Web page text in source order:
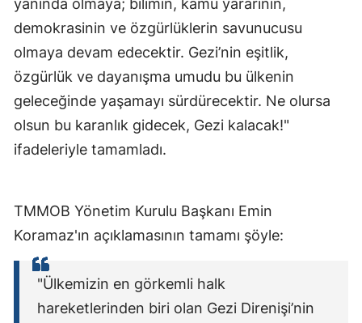
yanında olmaya; bilimin, kamu yararının,
demokrasinin ve özgürlüklerin savunucusu
olmaya devam edecektir. Gezi’nin eşitlik,
özgürlük ve dayanışma umudu bu ülkenin
geleceğinde yaşamayı sürdürecektir. Ne olursa
olsun bu karanlık gidecek, Gezi kalacak!"
ifadeleriyle tamamladı.
TMMOB Yönetim Kurulu Başkanı Emin
Koramaz'ın açıklamasının tamamı şöyle:
"Ülkemizin en görkemli halk
hareketlerinden biri olan Gezi Direnişi’nin